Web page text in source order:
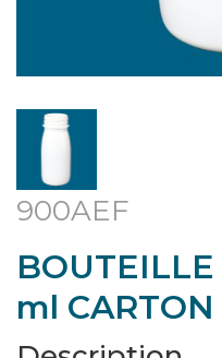
900AEF
ml